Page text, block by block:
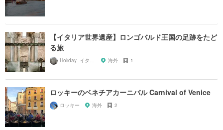
【イタリア世界遺産】ロンゴバルド王国の足跡をたど
る旅
Holiday_イタリア 海外 1
ロッキーのベネチアカーニバル Carnival of Venice
ロッキー 海外 2